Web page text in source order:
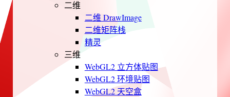
二维
二维 DrawImage
二维矩阵栈
精灵
三维
WebGL2 立方体贴图
WebGL2 环境贴图
WebGL2 天空盒